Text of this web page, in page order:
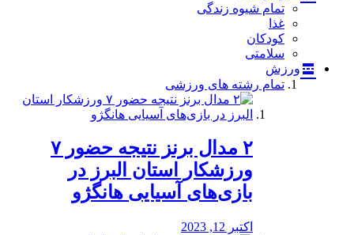
تمام شیوه زندگی
غذا
کودکان
سلامتی
ورزش
تمام رشته های ورزشی
۲ مدال برنز نتیجه حضور ۷
ورزشکار استان البرز در
بازی‌های آسیایی هانگژو
اکتبر 12, 2023